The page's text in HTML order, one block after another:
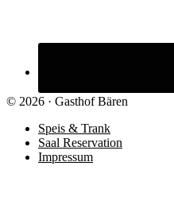
© 2026 · Gasthof Bären
Speis & Trank
Saal Reservation
Impressum